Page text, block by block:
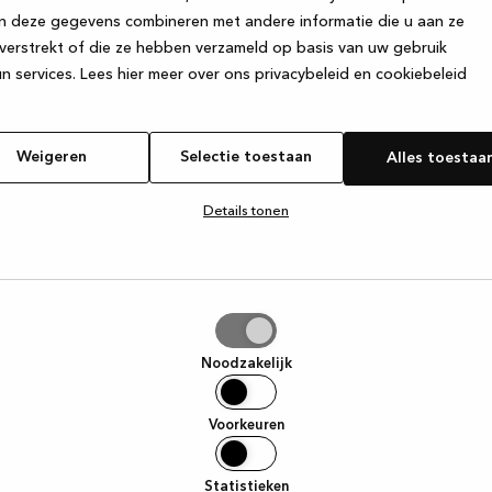
deze gegevens combineren met andere informatie die u aan ze
of die ze hebben verzameld op basis van uw gebruik
services. Lees hier meer over ons privacybeleid en cookiebeleid
Weigeren Selectie toestaan Alles
Details tonen
Noodzakelijk
Voorkeuren
Statistieken
has occurred while loadingwww.kvik.be (see the